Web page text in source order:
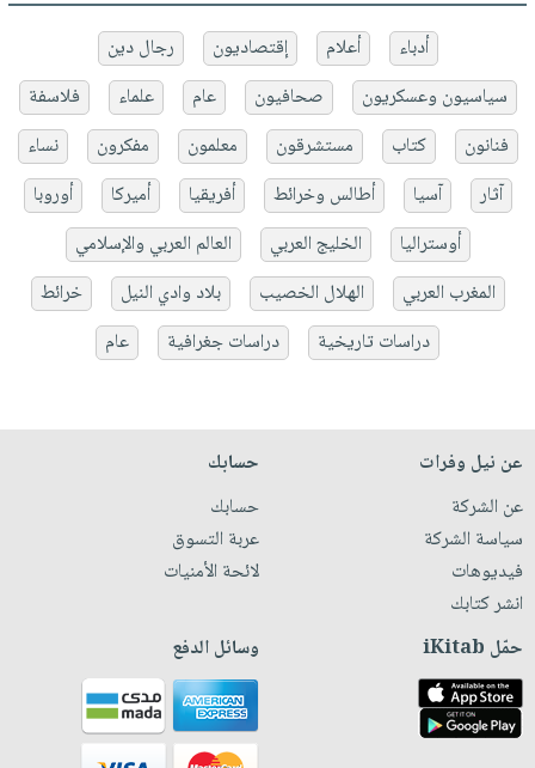
أدباء أعلام إقتصاديون
رجال دين
سياسيون وعسكريون
صحافيون عام علماء
فلاسفة
فنانون
كتاب مستشرقون معلمون مفكرون
نساء
آثار
آسيا أطالس وخرائط أفريقيا أميركا
أوروبا
أوستراليا
الخليج العربي
العالم العربي والإسلامي
المغرب العربي
الهلال الخصيب بلاد وادي النيل
خرائط
دراسات تاريخية
دراسات جغرافية عام
عن نيل وفرات
عن الشركة
سياسة الشركة
فيديوهات
انشر كتابك
حسابك
حسابك
عربة التسوق
لائحة الأمنيات
حمّل iKitab وسائل الدفع